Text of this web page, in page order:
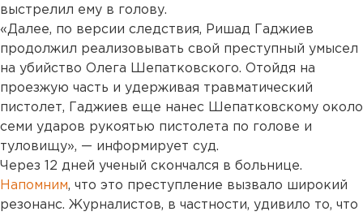
выстрелил ему в голову.
«Далее, по версии следствия, Ришад Гаджиев
продолжил реализовывать свой преступный умысел
на убийство Олега Шепатковского. Отойдя на
проезжую часть и удерживая травматический
пистолет, Гаджиев еще нанес Шепатковскому около
семи ударов рукоятью пистолета по голове и
туловищу», — информирует суд.
Через 12 дней ученый скончался в больнице.
Напомним, что это преступление вызвало широкий
резонанс. Журналистов, в частности, удивило то, что